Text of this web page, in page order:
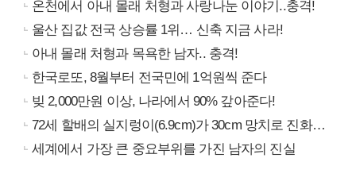
온천에서 아내 몰래 처형과 사랑나눈 이야기..충격!
울산 집값 전국 상승률 1위… 신축 지금 사라!
아내 몰래 처형과 목욕한 남자.. 충격!
한국로또, 8월부터 전국민에 1억원씩 준다
빚 2,000만원 이상, 나라에서 90% 갚아준다!
72세 할배의 실지렁이(6.9cm)가 30cm 망치로 진화…
세계에서 가장 큰 중요부위를 가진 남자의 진실